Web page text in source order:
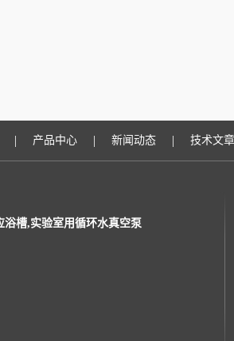
| 产品中心 | 新闻动态 | 技术文章
浴槽,实验室用循环水真空泵